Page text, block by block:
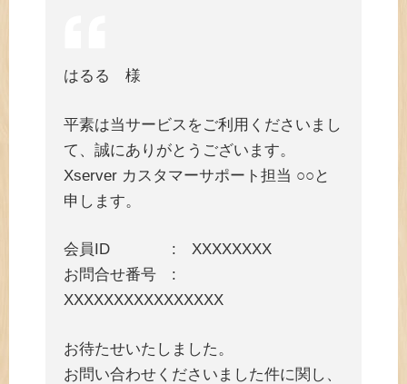
はるる 様
平素は当サービスをご利用くださいまし
て、誠にありがとうございます。
Xserver カスタマーサポート担当 ○○と
申します。
会員ID : XXXXXXXX
お問合せ番号 :
XXXXXXXXXXXXXXXX
お待たせいたしました。
お問い合わせくださいました件に関し、